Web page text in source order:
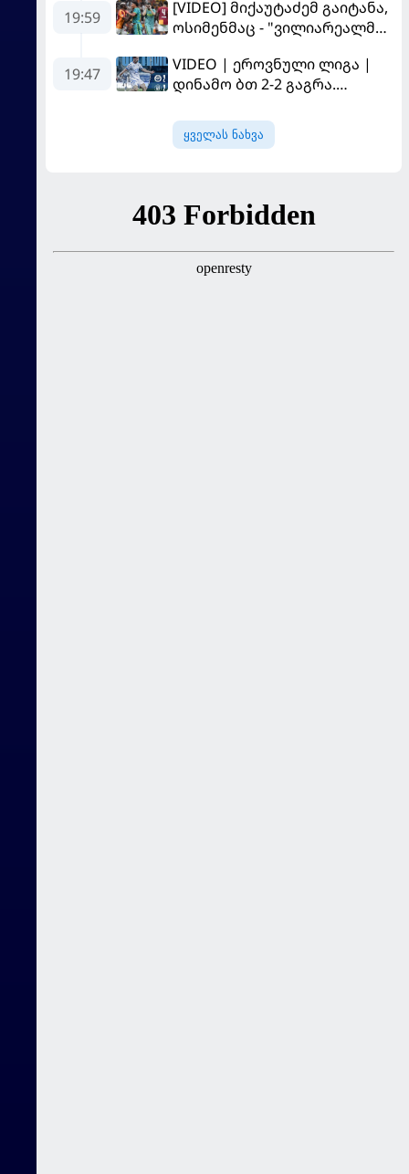
19:59
[VIDEO] მიქაუტაძემ გაიტანა,
ოსიმენმაც - "ვილიარეალმა"
"გალათასარაის" მოუგო
19:47
VIDEO | ეროვნული ლიგა |
დინამო ბთ 2-2 გაგრა.
ყველას ნახვა